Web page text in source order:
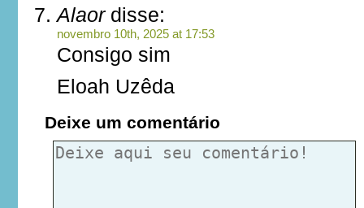
Alaordisse:
novembro 10th, 2025 at 17:53
Consigo sim
Eloah Uzêda
Deixe um comentário